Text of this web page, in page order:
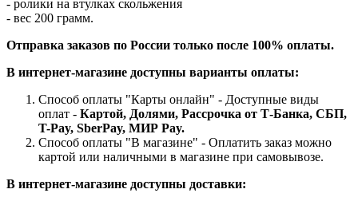
- ролики на втулках скольжения
- вес 200 грамм.
Отправка заказов по России только после 100% оплаты.
В интернет-магазине доступны варианты оплаты:
Способ оплаты "Карты онлайн" - Доступные виды
оплат - Картой, Долями, Рассрочка от Т-Банка, СБП,
T-Pay, SberPay, МИР Pay.
Способ оплаты "В магазине" - Оплатить заказ можно
картой или наличными в магазине при самовывозе.
В интернет-магазине доступны доставки: